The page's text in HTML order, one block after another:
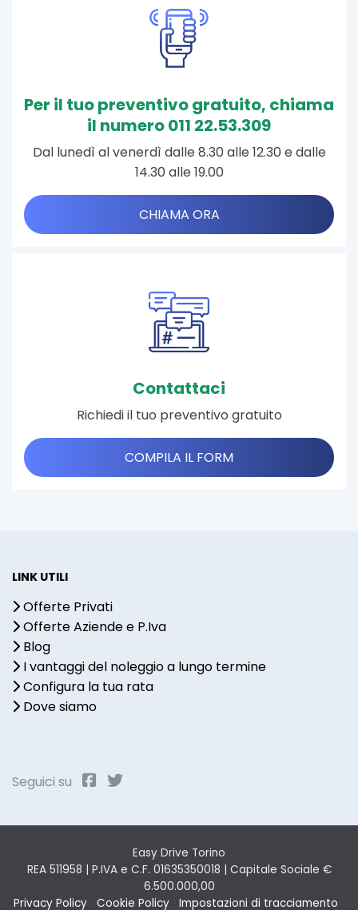
Per il tuo preventivo gratuito, chiama
il numero 011 22.53.309
Dal lunedì al venerdì dalle 8.30 alle 12.30 e dalle
14.30 alle 19.00
CHIAMA ORA
Contattaci
Richiedi il tuo preventivo gratuito
COMPILA IL FORM
LINK UTILI
Offerte Privati
Offerte Aziende e P.Iva
Blog
I vantaggi del noleggio a lungo termine
Configura la tua rata
Dove siamo
Seguici su
Easy Drive Torino
REA 511958 | P.IVA e C.F. 01635350018 | Capitale Sociale €
6.500.000,00
Privacy Policy
Cookie Policy Impostazioni di tracciamento